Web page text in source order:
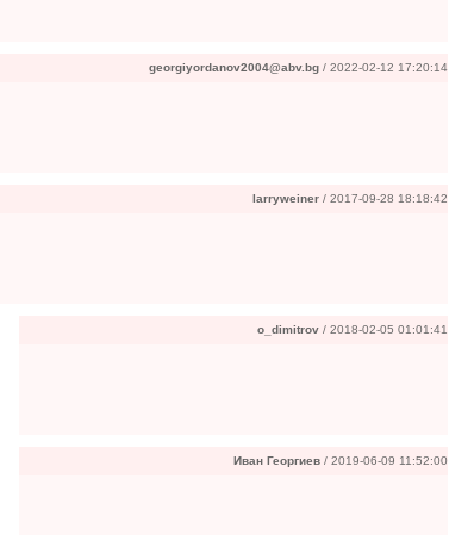
georgiyordanov2004@abv.bg / 2022-02-12 17:20:14
larryweiner / 2017-09-28 18:18:42
o_dimitrov / 2018-02-05 01:01:41
Иван Георгиев / 2019-06-09 11:52:00